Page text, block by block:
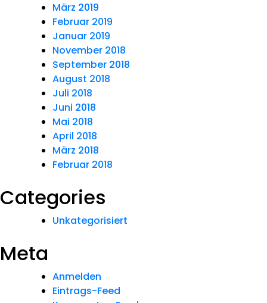
März 2019
Februar 2019
Januar 2019
November 2018
September 2018
August 2018
Juli 2018
Juni 2018
Mai 2018
April 2018
März 2018
Februar 2018
Categories
Unkategorisiert
Meta
Anmelden
Eintrags-Feed